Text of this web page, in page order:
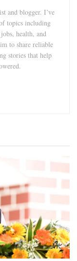
and blogger. I’ve
topics including
health, and
to share reliable
stories that help